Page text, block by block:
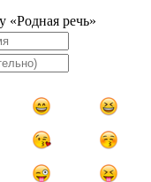
«Родная речь»